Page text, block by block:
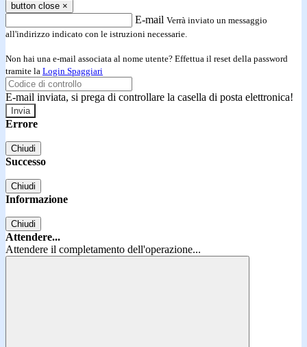
button close ×
E-mail Verrà inviato un messaggio
all'indirizzo indicato con le istruzioni necessarie.
Non hai una e-mail associata al nome utente? Effettua il reset della password
tramite la Login Spaggiari
E-mail inviata, si prega di controllare la casella di posta elettronica!
Errore
Chiudi
Successo
Chiudi
Informazione
Chiudi
Attendere...
Attendere il completamento dell'operazione...